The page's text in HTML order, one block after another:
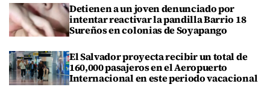
Detienen a un joven denunciado por
intentar reactivar la pandilla Barrio 18
Sureños en colonias de Soyapango
El Salvador proyecta recibir un total de
160,000 pasajeros en el Aeropuerto
Internacional en este periodo vacacional